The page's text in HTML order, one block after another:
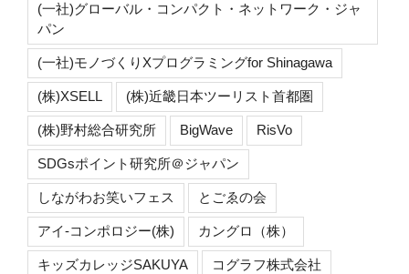
(一社)グローバル・コンパクト・ネットワーク・ジャ
パン
(一社)モノづくりXプログラミングfor Shinagawa
(株)XSELL (株)近畿日本ツーリスト首都圏
(株)野村総合研究所 BigWave RisVo
SDGsポイント研究所＠ジャパン
しながわお笑いフェス とごゑの会
アイ-コンポロジー(株) カングロ（株）
キッズカレッジSAKUYA コグラフ株式会社